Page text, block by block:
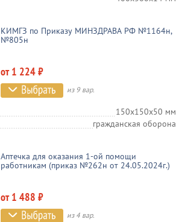
КИМГЗ по Приказу МИНЗДРАВА РФ №1164н,
№805н
от 1 224 ₽
из 9 вар.
150х150х50 мм
гражданская оборона
Аптечка для оказания 1-ой помощи
работникам (приказ №262н от 24.05.2024г.)
от 1 488 ₽
из 4 вар.